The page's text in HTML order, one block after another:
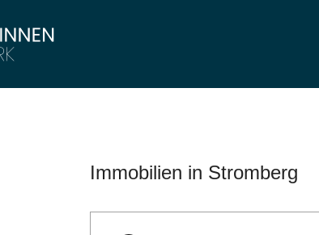
Immobilien in Stromberg